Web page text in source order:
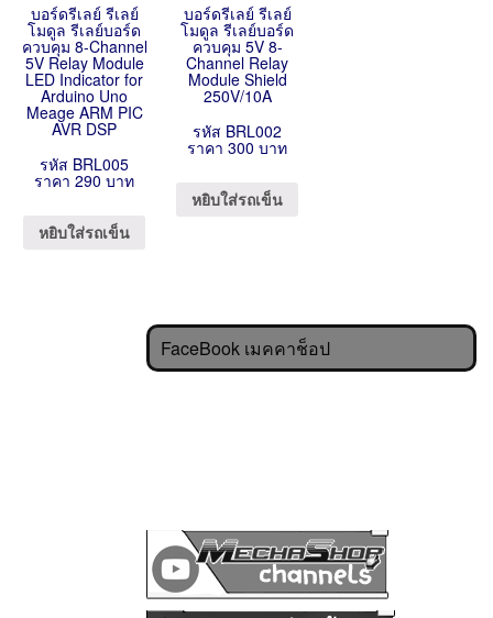
บอร์ดรีเลย์ รีเลย์
โมดูล รีเลย์บอร์ด
ควบคุม 8-Channel
5V Relay Module
LED Indicator for
Arduino Uno
Meage ARM PIC
AVR DSP
รหัส BRL005
ราคา 290 บาท
หยิบใส่รถเข็น
บอร์ดรีเลย์ รีเลย์
โมดูล รีเลย์บอร์ด
ควบคุม 5V 8-
Channel Relay
Module Shield
250V/10A
รหัส BRL002
ราคา 300 บาท
หยิบใส่รถเข็น
FaceBook เมคคาช็อป